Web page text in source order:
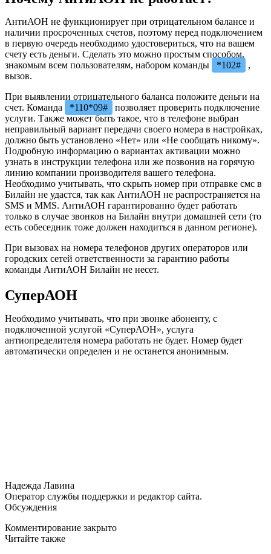
АнтиАОН не функционирует при отрицательном балансе и
наличии просроченных счетов, поэтому перед подключением
в первую очередь необходимо удостовериться, что на вашем
счету есть деньги. Сделать это можно простым способом,
знакомым всем пользователям, набором команды
*102#
,
вызов.
При выявлении отрицательного баланса положите деньги на
счет. Команда
*110*09#
позволяет проверить подключение
услуги. Также может быть такое, что в телефоне выбран
неправильный вариант передачи своего номера в настройках,
должно быть установлено «Нет» или «Не сообщать никому».
Подробную информацию о вариантах активации можно
узнать в инструкции телефона или же позвонив на горячую
линию компании производителя вашего телефона.
Необходимо учитывать, что скрыть номер при отправке смс в
Билайн не удастся, так как АнтиАОН не распространяется на
SMS и MMS. АнтиАОН гарантированно будет работать
только в случае звонков на Билайн внутри домашней сети (то
есть собеседник тоже должен находиться в данном регионе).
При вызовах на номера телефонов других операторов или
городских сетей ответственности за гарантию работы
команды АнтиАОН Билайн не несет.
СуперАОН
Необходимо учитывать, что при звонке абоненту, с
подключенной услугой «СуперАОН», услуга
антиопределителя номера работать не будет. Номер будет
автоматически определен и не останется анонимным.
Надежда Лавина
Оператор службы поддержки и редактор сайта.
Обсуждения
Комментирование закрыто
Читайте также